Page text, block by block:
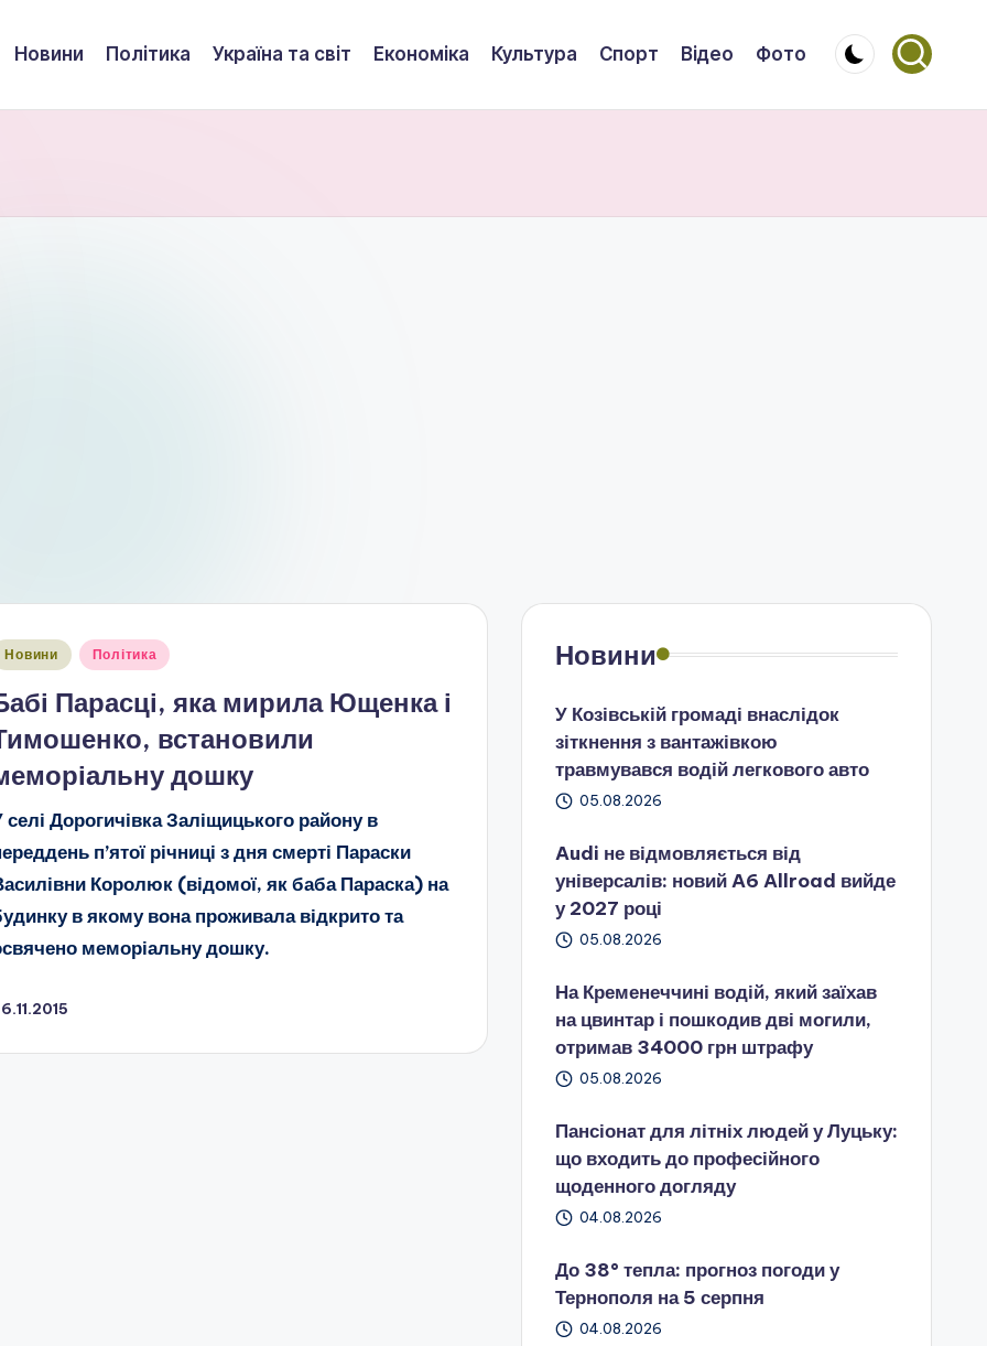
Новини Політика Україна та світ Економіка Культура Спорт Відео Фото
Новини Політика
Парасці, яка мирила Ющенка і
встановили
дошку
селі Дорогичівка Заліщицького району в
п’ятої річниці з дня смерті Параски
Королюк (відомої, як баба Параска) на
в якому вона проживала відкрито та
меморіальну дошку.
Новини
У Козівській громаді внаслідок
зіткнення з вантажівкою
травмувався водій легкового авто
05.08.2026
Audi не відмовляється від
універсалів: новий A6 Allroad вийде
у 2027 році
05.08.2026
На Кременеччині водій, який заїхав
на цвинтар і пошкодив дві могили,
отримав 34000 грн штрафу
05.08.2026
Пансіонат для літніх людей у Луцьку:
що входить до професійного
щоденного догляду
04.08.2026
До 38° тепла: прогноз погоди у
Тернополя на 5 серпня
04.08.2026